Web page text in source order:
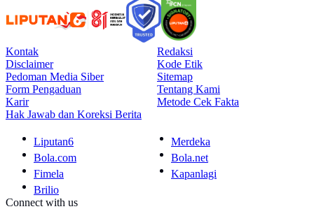
Kontak
Redaksi
Disclaimer
Kode Etik
Pedoman Media Siber
Sitemap
Form Pengaduan
Tentang Kami
Karir
Metode Cek Fakta
Hak Jawab dan Koreksi Berita
Liputan6
Merdeka
Bola.com
Bola.net
Fimela
Kapanlagi
Brilio
Connect with us